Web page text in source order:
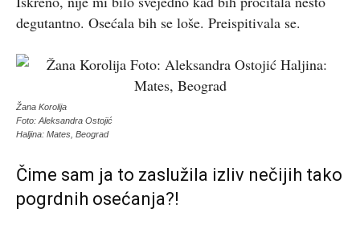
degutantno. Osećala bih se loše. Preispitivala se.
Žana Korolija
Foto: Aleksandra Ostojić
Haljina: Mates, Beograd
Čime sam ja to zaslužila izliv nečijih tako
pogrdnih osećanja?!